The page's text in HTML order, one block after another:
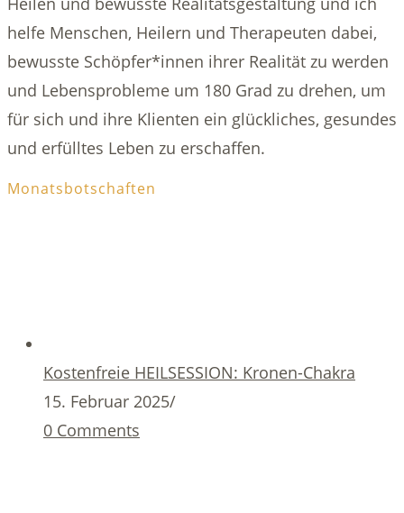
helfe Menschen, Heilern und Therapeuten dabei,
bewusste Schöpfer*innen ihrer Realität zu werden
und Lebensprobleme um 180 Grad zu drehen, um
für sich und ihre Klienten ein glückliches, gesundes
und erfülltes Leben zu erschaffen.
Monatsbotschaften
Kostenfreie HEILSESSION: Kronen-Chakra
15. Februar 2025/
0 Comments